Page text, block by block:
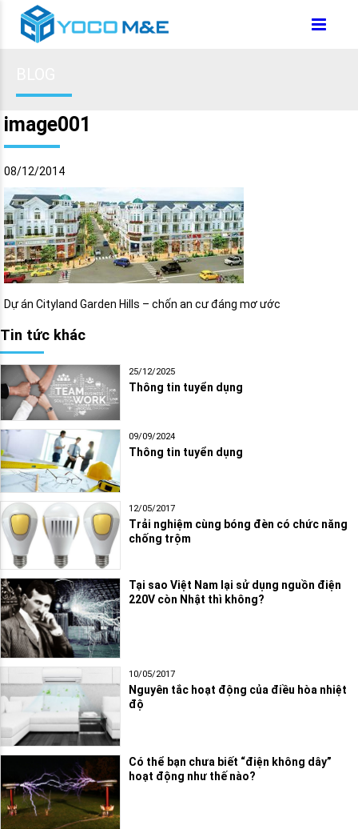
image001
08/12/2014
Dự án Cityland Garden Hills – chốn an cư đáng mơ ước
Tin tức khác
25/12/2025
Thông tin tuyển dụng
09/09/2024
Thông tin tuyển dụng
12/05/2017
Trải nghiệm cùng bóng đèn có chức năng
chống trộm
Tại sao Việt Nam lại sử dụng nguồn điện
220V còn Nhật thì không?
10/05/2017
Nguyên tắc hoạt động của điều hòa nhiệt
độ
Có thể bạn chưa biết “điện không dây”
hoạt động như thế nào?